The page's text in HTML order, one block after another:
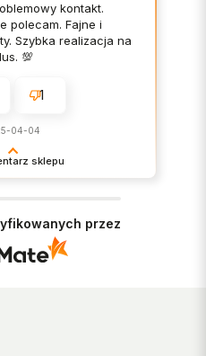
sklepu
jesteśmy zadowoleni, że
że do nas wrócisz
kontakt.
polecam. Fajne i
Szybka realizacja na
💯
1
04-04
przez